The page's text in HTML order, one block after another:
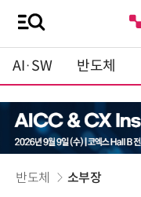
AI·SW 반도체
반도체 소부장